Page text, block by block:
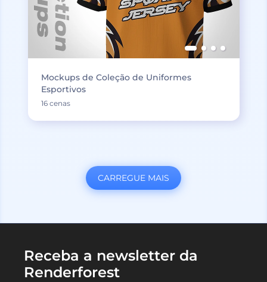
Mockups de Coleção de Uniformes
Esportivos
16 cenas
CARREGUE MAIS
Receba a newsletter da
Renderforest